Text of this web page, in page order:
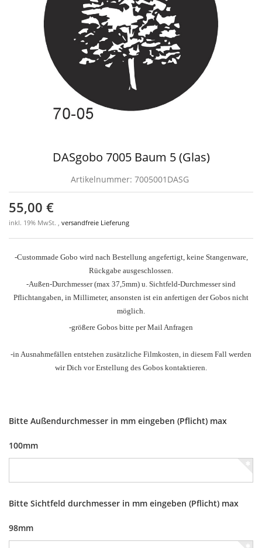
DASgobo 7005 Baum 5 (Glas)
Artikelnummer: 7005001DASG
55,00 €
inkl. 19% MwSt. , versandfreie Lieferung
-Custommade Gobo wird nach Bestellung angefertigt, keine Stangenware,
Rückgabe ausgeschlossen.
-Außen-Durchmesser(max 37,5mm) u. Sichtfeld-Durchmesser sind
Pflichtangaben, in Millimeter, ansonsten ist ein anfertigen der Gobos nicht
möglich.
-größere Gobos bitte per Mail Anfragen
-in Ausnahmefällen entstehen zusätzliche Filmkosten, in diesem Fall werden
wir Dich vor Erstellung des Gobos kontaktieren.
Bitte Außendurchmesser in mm eingeben (Pflicht) max
100mm
Bitte Sichtfeld durchmesser in mm eingeben (Pflicht) max
98mm